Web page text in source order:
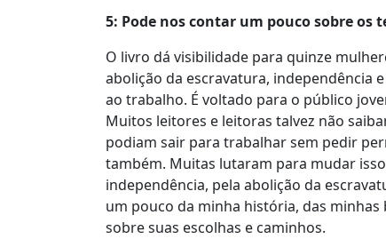
5: Pode nos contar um pouco sobre os
O livro dá visibilidade para quinze
abolição da escravatura, independência
ao trabalho. É voltado para o público
Muitos leitores e leitoras talvez não
podiam sair para trabalhar sem pedir
também. Muitas lutaram para mudar
independência, pela abolição da
um pouco da minha história, das
sobre suas escolhas e caminhos.